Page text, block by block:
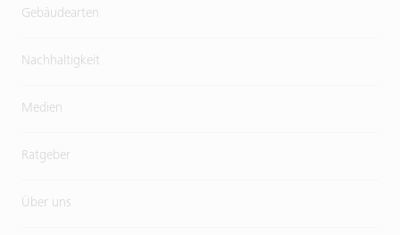
Gebäudearten
Nachhaltigkeit
Medien
Ratgeber
Über uns